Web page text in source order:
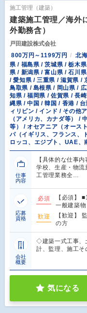
施工管理（建築）
建築施工管理／海外
外勤務含）
戸田建設株式会社
800万円～1199万円
北
県 / 福島県 / 茨城県 / 栃木
県 / 新潟県 / 富山県 / 石川
/ 愛知県 / 三重県 / 滋賀県 /
鳥取県 / 島根県 / 岡山県 /
知県 / 福岡県 / 佐賀県 / 長
縄県 / 中国 / 韓国 / 香港 /
ィリピン / インド / その他
（アメリカ、カナダ等） /
等） / オセアニア（オース
パ（イギリス、フランス、
ロッコ、エジプト、UAE
仕事
内容
【具体的な仕事
学校、生産・物
工管理業務全…
応募
資格
必須
【必須】
一般建築
歓迎
【歓迎】
の方
会社
概要
◇建築一式工事、
計、監理、施工
気になる